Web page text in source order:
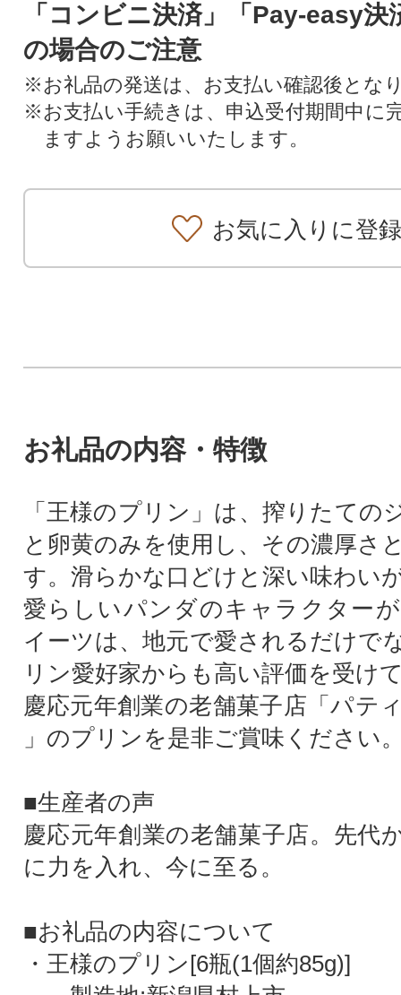
「コンビニ決済」「Pay-easy決
の場合のご注意
※お礼品の発送は、お支払い確認後とな
※お支払い手続きは、申込受付期間中に
ますようお願いいたします。
お気に入りに登録
お礼品の内容・特徴
「王様のプリン」は、搾りたての
と卵黄のみを使用し、その濃厚さ
す。滑らかな口どけと深い味わい
愛らしいパンダのキャラクター
イーツは、地元で愛されるだけで
リン愛好家からも高い評価を受け
慶応元年創業の老舗菓子店「パテ
」のプリンを是非ご賞味ください
■生産者の声
慶応元年創業の老舗菓子店。先代
に力を入れ、今に至る。
■お礼品の内容について
・王様のプリン[6瓶(1個約85g)]